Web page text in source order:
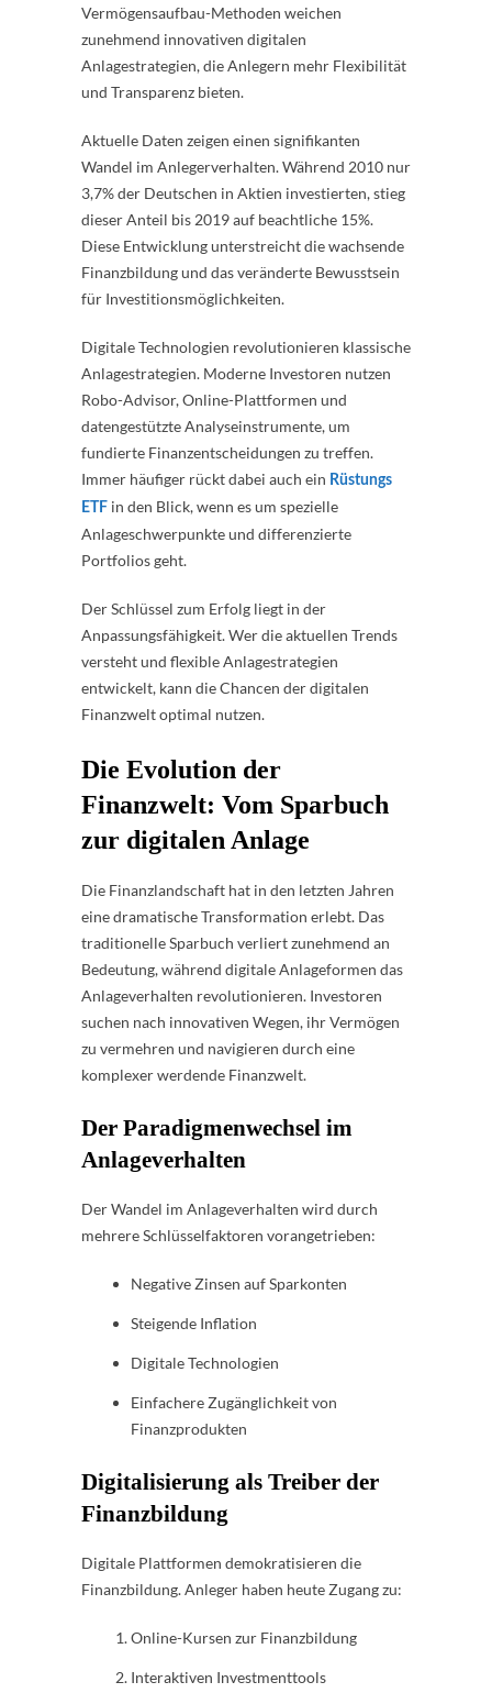
Vermögensaufbau-Methoden weichen
zunehmend innovativen digitalen
Anlagestrategien, die Anlegern mehr Flexibilität
und Transparenz bieten.
Aktuelle Daten zeigen einen signifikanten
Wandel im Anlegerverhalten. Während 2010 nur
3,7% der Deutschen in Aktien investierten, stieg
dieser Anteil bis 2019 auf beachtliche 15%.
Diese Entwicklung unterstreicht die wachsende
Finanzbildung und das veränderte Bewusstsein
für Investitionsmöglichkeiten.
Digitale Technologien revolutionieren klassische
Anlagestrategien. Moderne Investoren nutzen
Robo-Advisor, Online-Plattformen und
datengestützte Analyseinstrumente, um
fundierte Finanzentscheidungen zu treffen.
Immer häufiger rückt dabei auch ein Rüstungs
ETF in den Blick, wenn es um spezielle
Anlageschwerpunkte und differenzierte
Portfolios geht.
Der Schlüssel zum Erfolg liegt in der
Anpassungsfähigkeit. Wer die aktuellen Trends
versteht und flexible Anlagestrategien
entwickelt, kann die Chancen der digitalen
Finanzwelt optimal nutzen.
Die Evolution der
Finanzwelt: Vom Sparbuch
zur digitalen Anlage
Die Finanzlandschaft hat in den letzten Jahren
eine dramatische Transformation erlebt. Das
traditionelle Sparbuch verliert zunehmend an
Bedeutung, während digitale Anlageformen das
Anlageverhalten revolutionieren. Investoren
suchen nach innovativen Wegen, ihr Vermögen
zu vermehren und navigieren durch eine
komplexer werdende Finanzwelt.
Der Paradigmenwechsel im
Anlageverhalten
Der Wandel im Anlageverhalten wird durch
mehrere Schlüsselfaktoren vorangetrieben:
Negative Zinsen auf Sparkonten
Steigende Inflation
Digitale Technologien
Einfachere Zugänglichkeit von
Finanzprodukten
Digitalisierung als Treiber der
Finanzbildung
Digitale Plattformen demokratisieren die
Finanzbildung. Anleger haben heute Zugang zu:
Online-Kursen zur Finanzbildung
Interaktiven Investmenttools